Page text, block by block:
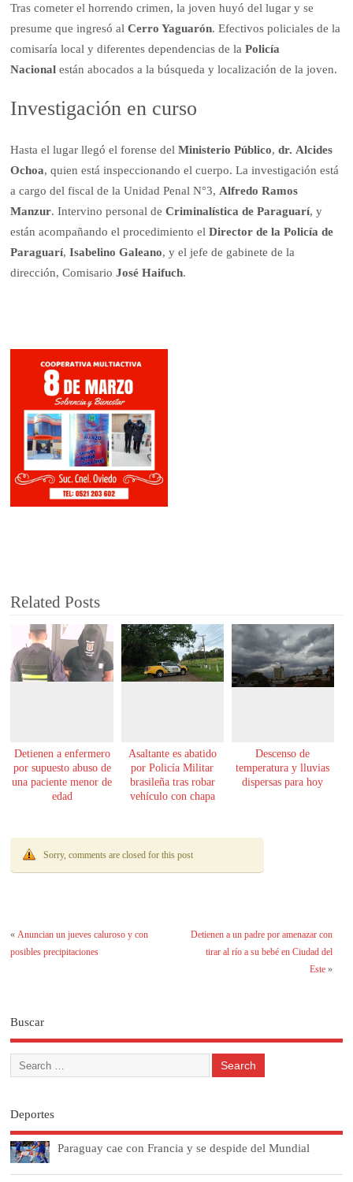
Tras cometer el horrendo crimen, la joven huyó del lugar y se
presume que ingresó alCerro Yaguarón. Efectivos policiales de la
comisaría local y diferentes dependencias de laPolicía
Nacionalestán abocados a la búsqueda y localización de la joven.
Investigación en curso
Hasta el lugar llegó el forense delMinisterio Público,dr. Alcides
Ochoa, quien está inspeccionando el cuerpo. La investigación está
a cargo del fiscal de la Unidad Penal N°3, Alfredo Ramos
Manzur. Intervino personal deCriminalística de Paraguarí, y
están acompañando el procedimiento elDirector de la Policía de
Paraguarí,Isabelino Galeano, y el jefe de gabinete de la
dirección, ComisarioJosé Haifuch.
Related Posts
Detienen a enfermero
por supuesto abuso de
una paciente menor de
edad
Asaltante es abatido
por Policía Militar
brasileña tras robar
vehículo con chapa
Descenso de
temperatura y lluvias
dispersas para hoy
Sorry, comments are closed for this post
«Anuncian un jueves caluroso y con
posibles precipitaciones
Detienen a un padre por amenazar con
tirar al río a su bebé en Ciudad del
Este»
Buscar
Deportes
Paraguay cae con Francia y se despide del Mundial